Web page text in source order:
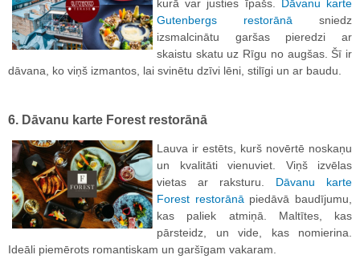
kurā var justies īpašs. Dāvanu karte
Gutenbergs restorānā sniedz
izsmalcinātu garšas pieredzi ar
skaistu skatu uz Rīgu no augšas. Šī ir
dāvana, ko viņš izmantos, lai svinētu dzīvi lēni, stilīgi un ar baudu.
6. Dāvanu karte Forest restorānā
Lauva ir estēts, kurš novērtē noskaņu
un kvalitāti vienuviet. Viņš izvēlas
vietas ar raksturu. Dāvanu karte
Forest restorānāpiedāvā baudījumu,
kas paliek atmiņā. Maltītes, kas
pārsteidz, un vide, kas nomierina.
Ideāli piemērots romantiskam un garšīgam vakaram.